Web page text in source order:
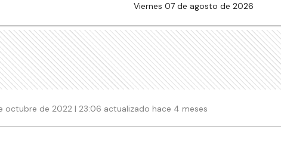
viernes 07 de agosto de 2026
octubre de 2022 | 23:06 actualizado hace 4 meses